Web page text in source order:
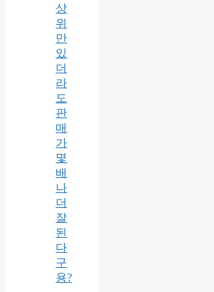
상
위
만
있
더
라
도
판
매
가
몇
배
나
더
잘
된
다
구
용?